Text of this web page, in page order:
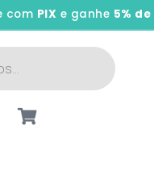
PIXe ganhe5% de